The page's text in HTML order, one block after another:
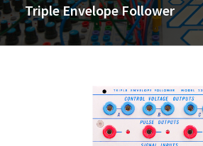
Triple Envelope Follower